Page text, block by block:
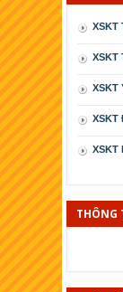
XSKT
XSKT
XSKT
XSKT
XSKT
XSKT
THÔNG